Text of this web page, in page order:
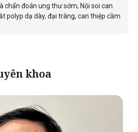
chẩn đoán ung thư sớm; Nội soi can
polyp dạ dày, đại tràng, can thiệp cầm
khoa